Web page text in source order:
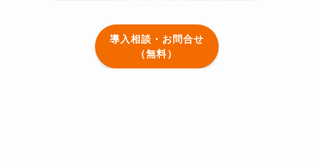
導入相談・お問合せ
（無料）